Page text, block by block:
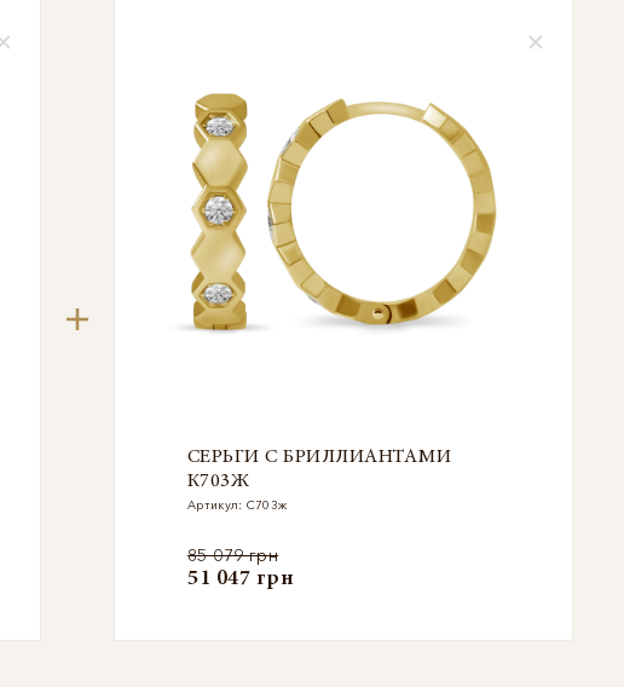
СЕРЬГИ С БРИЛЛИАНТАМИ
К703Ж
Артикул: С703ж
85 079 грн
51 047 грн